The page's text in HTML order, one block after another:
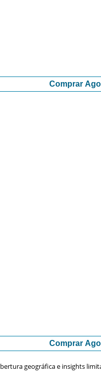
Comprar
Comprar
geográfica e insights